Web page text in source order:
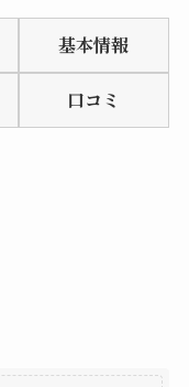
基本情報
口コミ